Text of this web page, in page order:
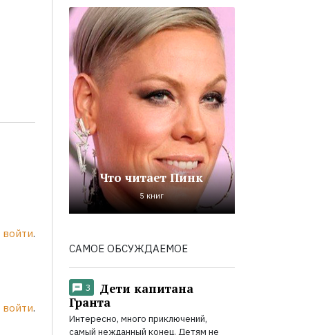
войти.
войти.
Что читает Пинк
5 книг
САМОЕ ОБСУЖДАЕМОЕ
3
Дети капитана
Гранта
Интересно, много приключений,
самый нежданный конец. Детям не